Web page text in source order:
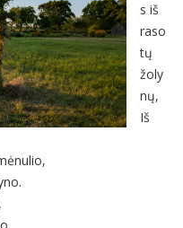
s iš
raso
tų
žoly
nų,
Iš